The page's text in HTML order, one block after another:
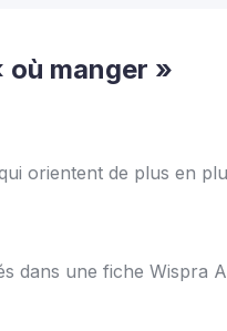
où manger »
orientent de plus en
dans une fiche Wispra